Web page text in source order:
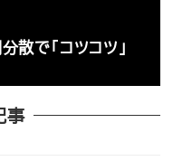
散で「コツコツ」
事